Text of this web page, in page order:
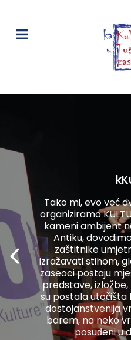
Tako mi, evo već
organiziramo
kameni ambijent
Antiku,
zaštitnike
izražavati stihom,
zaseoci postaju
predstave,
su postala utočišta
dostojanstvenija
barem, na neko
posuđeni u